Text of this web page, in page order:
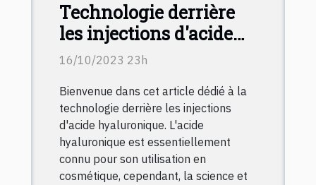
Technologie derrière
les injections d'acide
hyaluronique :
16/10/2023 23h
Bienvenue dans cet article dédié à la
technologie derrière les injections
d'acide hyaluronique. L'acide
hyaluronique est essentiellement
connu pour son utilisation en
cosmétique, cependant, la science et